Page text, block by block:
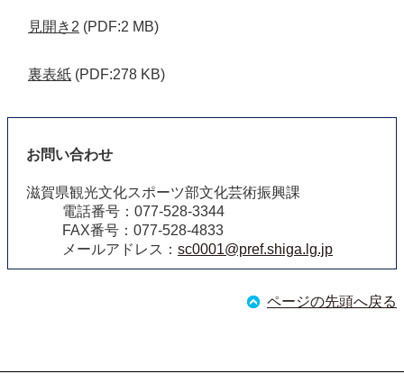
見開き2 (PDF:2 MB)
裏表紙 (PDF:278 KB)
お問い合わせ
滋賀県観光文化スポーツ部文化芸術振興課
電話番号：077-528-3344
FAX番号：077-528-4833
メールアドレス： sc0001@pref.shiga.lg.jp
ページの先頭へ戻る